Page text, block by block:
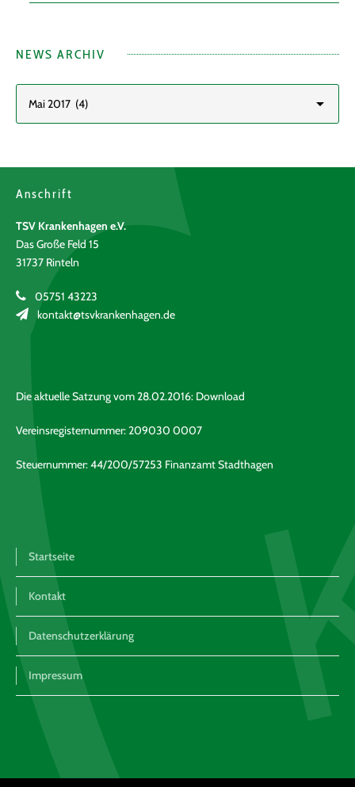
NEWS ARCHIV
Anschrift
TSV Krankenhagen e.V.
Das Große Feld 15
31737 Rinteln
05751 43223
kontakt@tsvkrankenhagen.de
Die aktuelle Satzung vom 28.02.2016: Download
Vereinsregisternummer: 209030 0007
Steuernummer: 44/200/57253 Finanzamt Stadthagen
Startseite
Kontakt
Datenschutzerklärung
Impressum